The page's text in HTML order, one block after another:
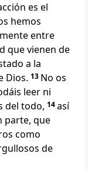
es el
hemos
entre
que vienen de
a la
Dios. 13 No os
leer ni
del todo, 14así
parte, que
como
de